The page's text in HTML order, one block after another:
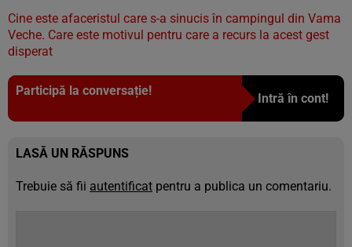
Cine este afaceristul care s-a sinucis în campingul din Vama
Veche. Care este motivul pentru care a recurs la acest gest
disperat
Participă la conversație!
Intră în cont!
LASĂ UN RĂSPUNS
Trebuie să fii autentificat pentru a publica un comentariu.